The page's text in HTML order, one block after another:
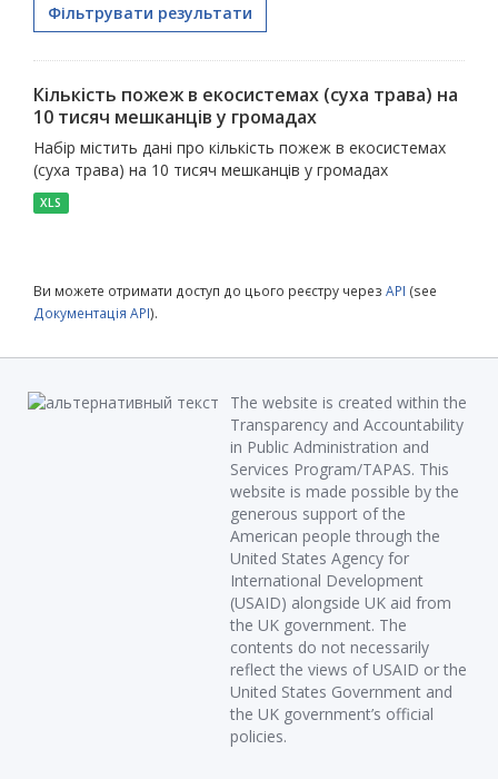
Фільтрувати результати
Кількість пожеж в екосистемах (суха трава) на
10 тисяч мешканців у громадах
Набір містить дані про кількість пожеж в екосистемах
(суха трава) на 10 тисяч мешканців у громадах
XLS
Ви можете отримати доступ до цього реєстру через API (see
Документація API).
The website is created within the
Transparency and Accountability
in Public Administration and
Services Program/TAPAS. This
website is made possible by the
generous support of the
American people through the
United States Agency for
International Development
(USAID) alongside UK aid from
the UK government. The
contents do not necessarily
reflect the views of USAID or the
United States Government and
the UK government’s official
policies.